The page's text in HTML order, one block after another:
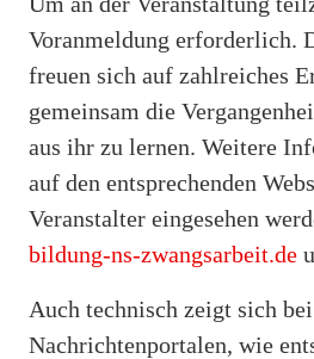
Voranmeldung erforderlich.
freuen sich auf zahlreiches
gemeinsam die
aus ihr zu lernen. Weitere
auf den entsprechenden
Veranstalter eingesehen
bildung-ns-zwangsarbeit.de
Auch technisch zeigt sich
Nachrichtenportalen, wie